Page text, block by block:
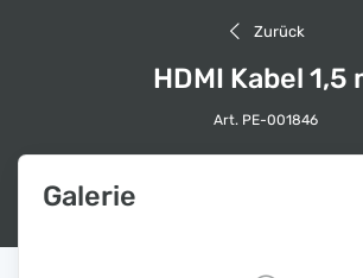
Zurück
HDMI Kabel 1,5
Art. PE-001846
Galerie